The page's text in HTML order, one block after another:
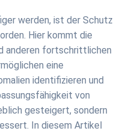
werden, ist der Schutz
Hier kommt die
anderen fortschrittlichen
eine
identifizieren und
von
gesteigert, sondern
In diesem Artikel